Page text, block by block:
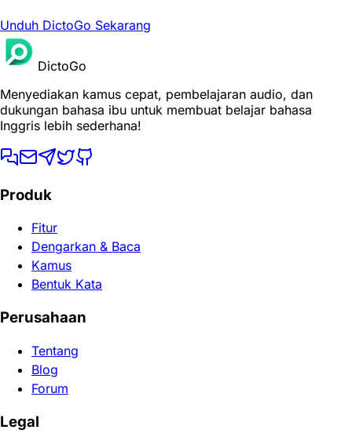
Unduh DictoGo Sekarang
DictoGo
Menyediakan kamus cepat, pembelajaran audio, dan
dukungan bahasa ibu untuk membuat belajar bahasa
Inggris lebih sederhana!
Produk
Fitur
Dengarkan & Baca
Kamus
Bentuk Kata
Perusahaan
Tentang
Blog
Forum
Legal